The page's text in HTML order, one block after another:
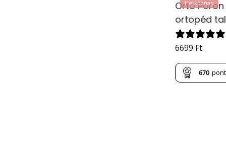
Hétköznap
Orto
ortopéd
6699 Ft
670 pont